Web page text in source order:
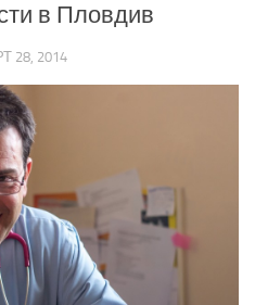
в Пловдив
28, 2014